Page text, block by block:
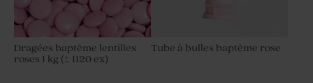
Dragées baptême lentilles
roses 1 kg (± 1120 ex)
Tube à bulles baptême rose